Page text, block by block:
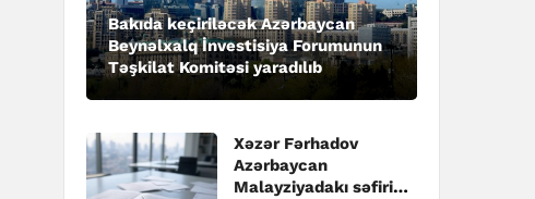
Bakıda keçiriləcək Azərbaycan
Beynəlxalq İnvestisiya Forumunun
Təşkilat Komitəsi yaradılıb
Xəzər Fərhadov
Azərbaycan
Malayziyadakı səfiri